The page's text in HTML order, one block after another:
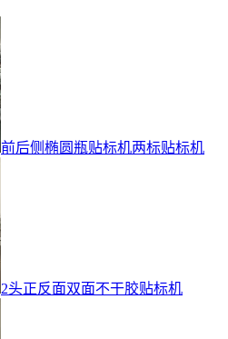
前后侧椭圆瓶贴标机两标贴标机
2头正反面双面不干胶贴标机